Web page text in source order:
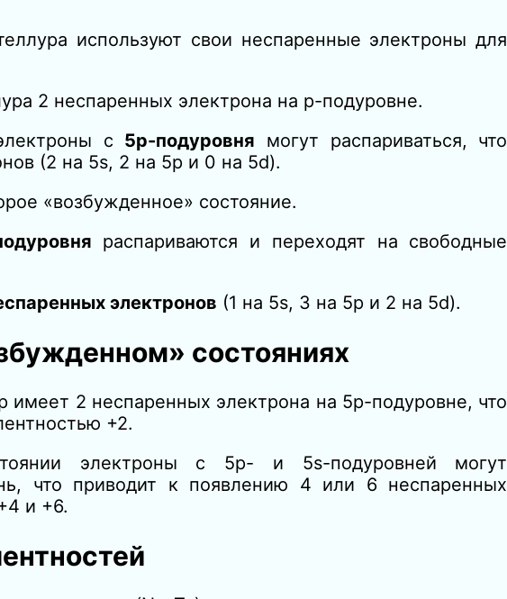
используют свои неспаренные электроны для
2 неспаренных электрона на p-подуровне.
с 5p-подуровня могут распариваться, что
(2 на 5s, 2 на 5p и 0 на 5d).
«возбужденное» состояние.
распариваются и переходят на свободные
электронов (1 на 5s, 3 на 5p и 2 на 5d).
состояниях
имеет 2 неспаренных электрона на 5p-подуровне, что
+2.
электроны с 5p- и 5s-подуровней могут
что приводит к появлению 4 или 6 неспаренных
и +6.